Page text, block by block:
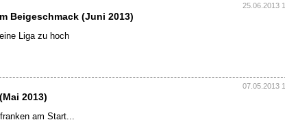
25.06.2013
Beigeschmack (Juni 2013)
Liga zu hoch
07.05.2013
2013)
am Start...